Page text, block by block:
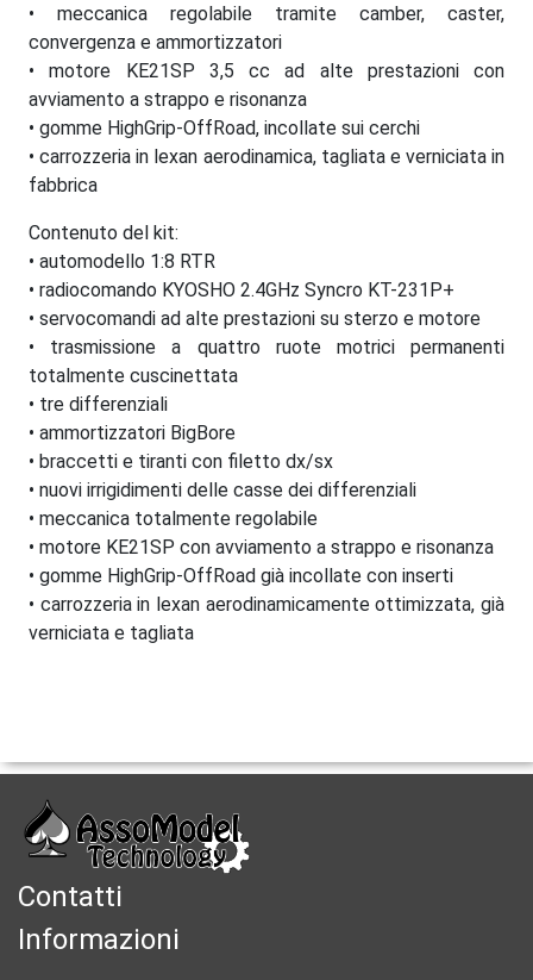
• meccanica regolabile tramite camber, caster,
convergenza e ammortizzatori
• motore KE21SP 3,5 cc ad alte prestazioni con
avviamento a strappo e risonanza
• gomme HighGrip-OffRoad, incollate sui cerchi
• carrozzeria in lexan aerodinamica, tagliata e verniciata in
fabbrica
Contenuto del kit:
• automodello 1:8 RTR
• radiocomando KYOSHO 2.4GHz Syncro KT-231P+
• servocomandi ad alte prestazioni su sterzo e motore
• trasmissione a quattro ruote motrici permanenti
totalmente cuscinettata
• tre differenziali
• ammortizzatori BigBore
• braccetti e tiranti con filetto dx/sx
• nuovi irrigidimenti delle casse dei differenziali
• meccanica totalmente regolabile
• motore KE21SP con avviamento a strappo e risonanza
• gomme HighGrip-OffRoad già incollate con inserti
• carrozzeria in lexan aerodinamicamente ottimizzata, già
verniciata e tagliata
Contatti
Informazioni